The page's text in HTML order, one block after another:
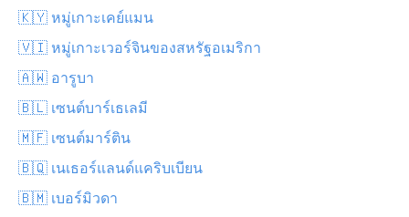
🇰🇾 หมู่เกาะเคย์แมน
🇻🇮 หมู่เกาะเวอร์จินของสหรัฐอเมริกา
🇦🇼 อารูบา
🇧🇱 เซนต์บาร์เธเลมี
🇲🇫 เซนต์มาร์ติน
🇧🇶 เนเธอร์แลนด์แคริบเบียน
🇧🇲 เบอร์มิวดา